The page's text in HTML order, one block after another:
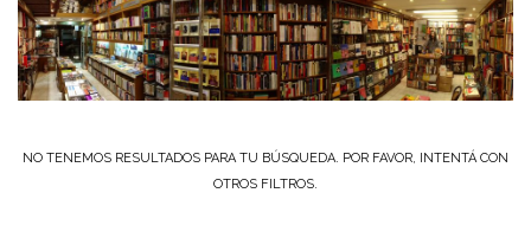
NO TENEMOS RESULTADOS PARA TU BÚSQUEDA. POR FAVOR, INTENTÁ CON
OTROS FILTROS.